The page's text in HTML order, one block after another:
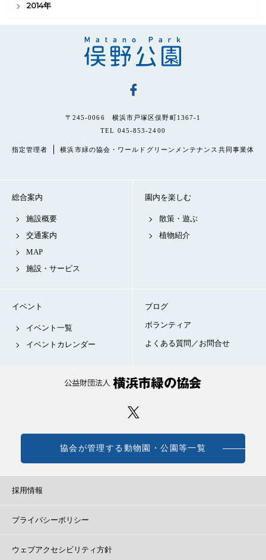
2014年
〒245-0066 横浜市戸塚区俣野町1367-1
TEL 045-853-2400
指定管理者 横浜市緑の協会・ワールドグリーンメンテナンス共同事業体
総合案内
施設概要
交通案内
MAP
施設・サービス
園内を楽しむ
散策・遊ぶ
植物紹介
イベント
イベント一覧
イベントカレンダー
ブログ
ボランティア
よくある質問／お問合せ
協会が管理する動物園・公園等一覧
採用情報
プライバシーポリシー
ウェブアクセシビリティ方針